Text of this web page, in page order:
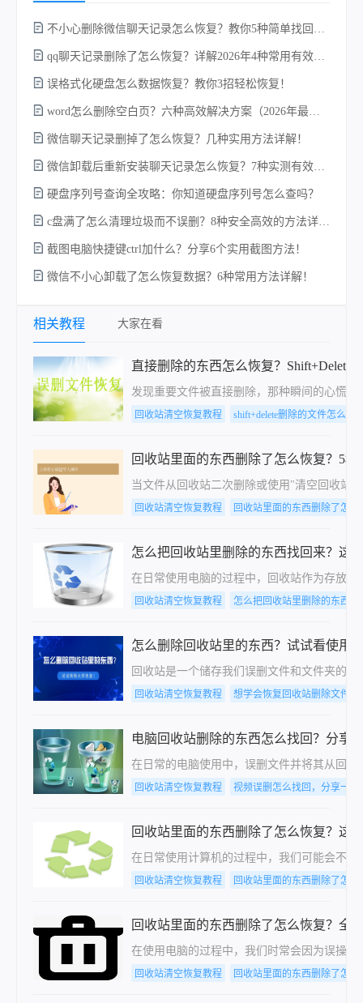
不小心删除微信聊天记录怎么恢复？教你5种简单找回的方法！
qq聊天记录删除了怎么恢复？详解2026年4种常用有效的方法（支持.db数据库提取）
误格式化硬盘怎么数据恢复？教你3招轻松恢复！
word怎么删除空白页？六种高效解决方案（2026年最新实操指南）！
微信聊天记录删掉了怎么恢复？几种实用方法详解！
微信卸载后重新安装聊天记录怎么恢复？7种实测有效的恢复方案详解！
硬盘序列号查询全攻略：你知道硬盘序列号怎么查吗？
c盘满了怎么清理垃圾而不误删？8种安全高效的方法详解+误删恢复指南！
截图电脑快捷键ctrl加什么？分享6个实用截图方法！
微信不小心卸载了怎么恢复数据？6种常用方法详解！
相关教程 大家在看
直接删除的东西怎么恢复？Shift+Delete
发现重要文件被直接删除，那种瞬间的心慌
回收站清空恢复教程 shift+delete删除的文件怎么找
回收站里面的东西删除了怎么恢复？5
当文件从回收站二次删除或使用"清空回收站"
回收站清空恢复教程 回收站里面的东西删除了怎么
怎么把回收站里删除的东西找回来？这
在日常使用电脑的过程中，回收站作为存放
回收站清空恢复教程 怎么把回收站里删除的东西找
怎么删除回收站里的东西？试试看使用
回收站是一个储存我们误删文件和文件夹的
回收站清空恢复教程 想学会恢复回收站删除文件
电脑回收站删除的东西怎么找回？分享4
在日常的电脑使用中，误删文件并将其从回
回收站清空恢复教程 视频误删怎么找回，分享一种
回收站里面的东西删除了怎么恢复？这
在日常使用计算机的过程中，我们可能会不
回收站清空恢复教程 回收站里面的东西删除了怎么
回收站里面的东西删除了怎么恢复？全
在使用电脑的过程中，我们时常会因为误操
回收站清空恢复教程 回收站里面的东西删除了怎么